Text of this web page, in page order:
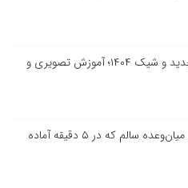
۱۰ مدل دسر یلدایی جدید و شیک ۱۴۰۴؛ آموزش تصویری و
دسر ماست و انار؛ یک میان‌وعده سالم که در ۵ دقیقه آماده